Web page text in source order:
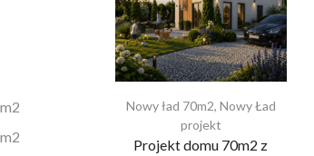
Nowy ład 70m2, Nowy Ład
projekt
Projekt domu 70m2 z